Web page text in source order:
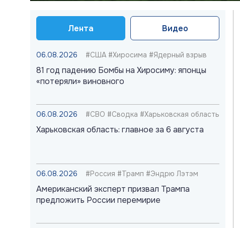
Лента Видео
06.08.2026 #США #Хиросима #Ядерный взрыв
81 год падению Бомбы на Хиросиму: японцы
«потеряли» виновного
06.08.2026 #СВО #Сводка #Харьковская область
Харьковская область: главное за 6 августа
06.08.2026 #Россия #Трамп #Эндрю Лэтэм
Американский эксперт призвал Трампа
предложить России перемирие